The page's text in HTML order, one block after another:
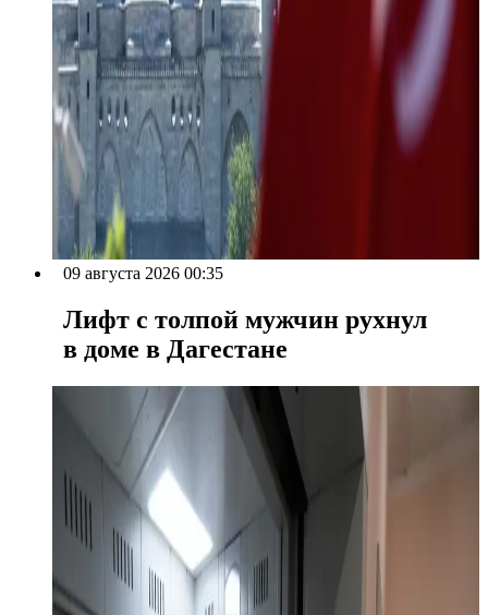
09 августа 2026 00:35
Лифт с толпой мужчин рухнул
в доме в Дагестане